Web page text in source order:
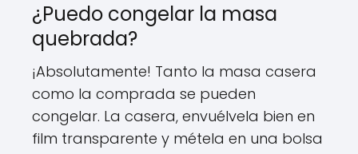
¿Puedo congelar la masa
quebrada?
¡Absolutamente! Tanto la masa casera
como la comprada se pueden
congelar. La casera, envuélvela bien en
film transparente y métela en una bolsa